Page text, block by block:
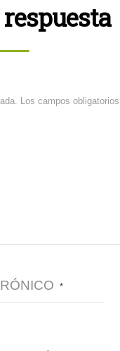
Los campos
*